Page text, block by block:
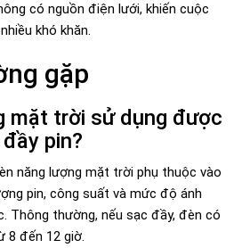
có nguồn điện lưới, khiến cuộc
khó khăn.
gặp
mặt trời sử dụng được
pin?
năng lượng mặt trời phụ thuộc vào
pin, công suất và mức độ ánh
Thông thường, nếu sạc đầy, đèn có
8 đến 12 giờ.